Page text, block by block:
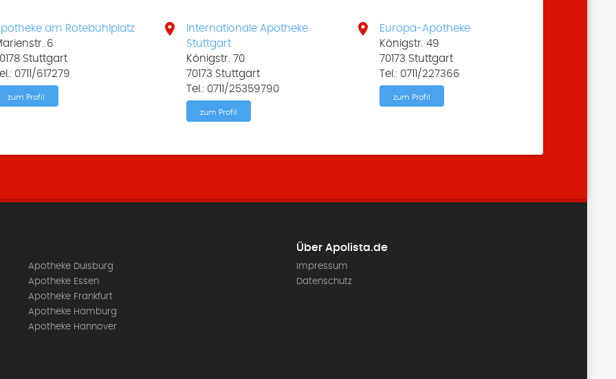
am Rotebühlplatz
6
Stuttgart
0711/617279
zum Profil

Internationale Apotheke
Stuttgart
Königstr. 70
70173 Stuttgart
Tel.: 0711/25359790‬
zum Profil

Europa-Apotheke
Königstr. 49
70173 Stuttgart
Tel.: 0711/227366
zum Profil
Apotheke Duisburg
Apotheke Essen
Apotheke Frankfurt
Apotheke Hamburg
Apotheke Hannover
Über Apolista.de
Impressum
Datenschutz